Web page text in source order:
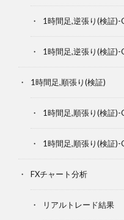
1時間足,逆張り(検証)-
1時間足,逆張り(検証)-
1時間足,順張り(検証)
1時間足,順張り(検証)-
1時間足,順張り(検証)-
FXチャート分析
リアルトレード結果